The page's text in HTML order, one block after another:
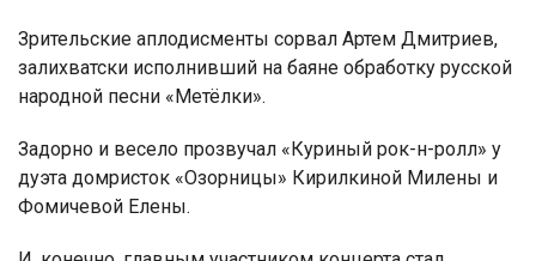
Зрительские аплодисменты сорвал Артем Дмитриев,
залихватски исполнивший на баяне обработку русской
народной песни «Метёлки».
Задорно и весело прозвучал «Куриный рок-н-ролл» у
дуэта домристок «Озорницы» Кирилкиной Милены и
Фомичевой Елены.